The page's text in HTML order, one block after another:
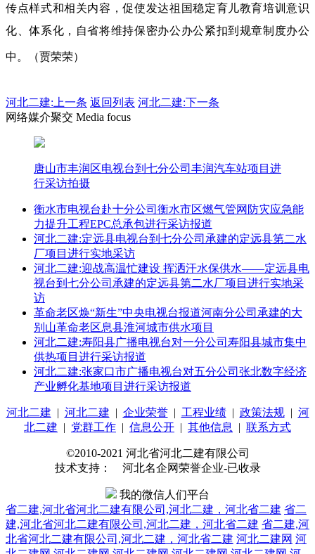
传点样式和相关内容，促使发达祖国稳定育儿教育培训意识
化、体系化，自省将维持保密办公办公紧扣到规章制度办公
中。（贾荣荣）
河北二建: 上一条 返回列表 河北二建:下一条
网络媒介聚交 Media focus
唐山市丰润区电视台到七分公司丰润汽车站项目进
行采访拍摄
衡水市电视台赴十分公司衡水市区燃气管网防灾应急能
力提升工程EPC总承包进行采访报道
河北二建:定远县电视台到七分公司承建的定远县第二水
厂项目进行实地采访
河北二建:迎战高温忙建设 挥洒汗水保供水——定远县电
视台到七分公司承建的定远县第二水厂项目进行实地采
访
革命老区焕“新生”中央电视台报道河南分公司承建的大
别山革命老区息县淮河城市供水项目
河北二建:寿阳县广播电视台对一分公司寿阳县城市集中
供热项目进行采访报道
河北二建:张家口市广播电视台对五分公司张北数字经济
产业孵化基地项目进行采访报道
河北二建 | 河北二建 | 企业荣誉| 工程业绩| 政策法规| 河
北二建 | 党群工作 | 信息公开 | 其他信息 | 联系方式
©2010-2021 河北省河北二建有限公司
技术支持： 河北名企网荣誉企业-已收录
我的微信人们平台
省二建,河北省河北二建有限公司,河北二建，河北省二建 省二
建,河北省河北二建有限公司,河北二建，河北省二建 省二建,河
北省河北二建有限公司,河北二建，河北省二建 河北二建网 河